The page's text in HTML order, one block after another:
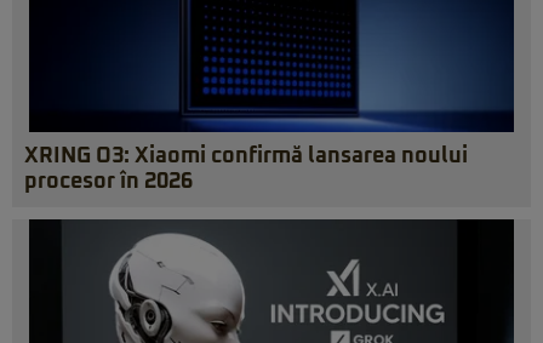
XRING O3: Xiaomi confirmă lansarea noului
procesor în 2026